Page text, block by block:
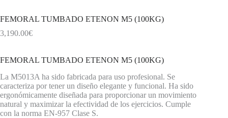
FEMORAL TUMBADO ETENON M5 (100KG)
3,190.00€
FEMORAL TUMBADO ETENON M5 (100KG)
La M5013A ha sido fabricada para uso profesional. Se
caracteriza por tener un diseño elegante y funcional. Ha sido
ergonómicamente diseñada para proporcionar un movimiento
natural y maximizar la efectividad de los ejercicios. Cumple
con la norma EN-957 Clase S.